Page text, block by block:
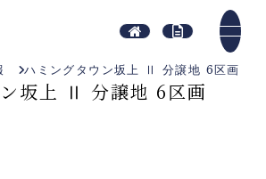
ハミングタウン坂上 Ⅱ 分譲地 6区画
坂上 Ⅱ 分譲地 6区画